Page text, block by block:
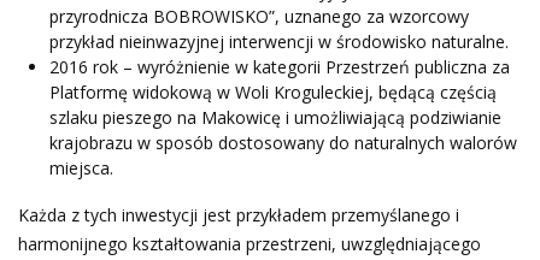
przyrodnicza BOBROWISKO”, uznanego za wzorcowy
przykład nieinwazyjnej interwencji w środowisko naturalne.
2016 rok – wyróżnienie w kategorii Przestrzeń publiczna za
Platformę widokową w Woli Kroguleckiej, będącą częścią
szlaku pieszego na Makowicę i umożliwiającą podziwianie
krajobrazu w sposób dostosowany do naturalnych walorów
miejsca.
Każda z tych inwestycji jest przykładem przemyślanego i
harmonijnego kształtowania przestrzeni, uwzględniającego